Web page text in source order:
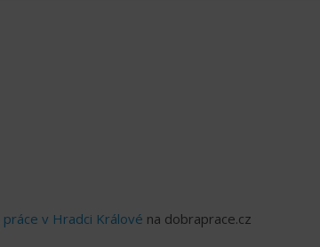
práce v Hradci Králové na dobraprace.cz